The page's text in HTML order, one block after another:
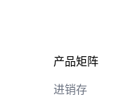
产品矩阵
进销存